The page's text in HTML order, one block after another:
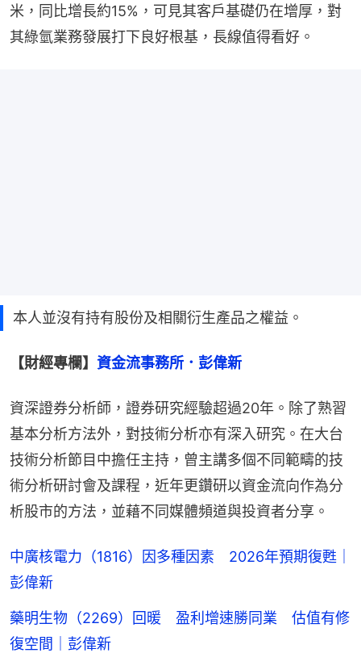
米，同比增長約15%，可見其客戶基礎仍在增厚，對
其綠氫業務發展打下良好根基，長線值得看好。
本人並沒有持有股份及相關衍生產品之權益。
【財經專欄】 資金流事務所．彭偉新
資深證券分析師，證券研究經驗超過20年。除了熟習
基本分析方法外，對技術分析亦有深入研究。在大台
技術分析節目中擔任主持，曾主講多個不同範疇的技
術分析研討會及課程，近年更鑽研以資金流向作為分
析股市的方法，並藉不同媒體頻道與投資者分享。
中廣核電力（1816）因多種因素 2026年預期復甦｜
彭偉新
藥明生物（2269）回暖 盈利增速勝同業 估值有修
復空間｜彭偉新